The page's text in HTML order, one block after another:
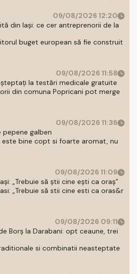
09/08/2026 12:20
din Iași: ce cer antreprenorii de la
buget european să fie construit
09/08/2026 11:58
la testări medicale gratuite
din comuna Popricani pot merge
09/08/2026 11:36
galben
este bine copt si foarte aromat, nu
09/08/2026 11:09
„Trebuie să știi cine ești ca oraș”
„Trebuie să stii cine esti ca oras&r
09/08/2026 09:11
Borș la Darabani: opt ceaune, trei
si combinatii neasteptate